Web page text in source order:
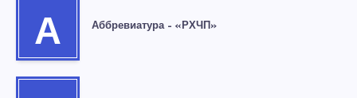
А Аббревиатура – «РХЧП»